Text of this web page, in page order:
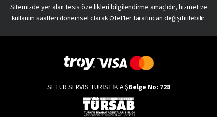
Sitemizde yer alan tesis özellikleri bilgilendirme amaçlıdır, hizmet ve
kullanım saatleri dönemsel olarak Otel’ler tarafından değişitirilebilir.
SETUR SERVİS TURİSTİK A.ŞBelge No: 728